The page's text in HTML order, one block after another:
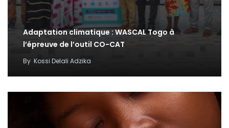
Adaptation climatique : WASCAL Togo à
l’épreuve de l’outil CO-CAT
By Kossi Delali Adzika